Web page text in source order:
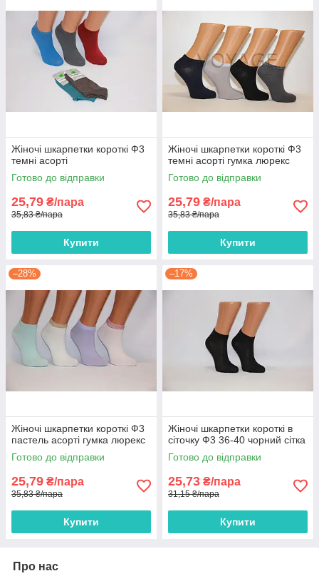
Жіночі шкарпетки короткі Ф3
темні асорті
Готово до відправки
25,79 ₴/пара
35,83 ₴/пара
Купити
Жіночі шкарпетки короткі Ф3
темні асорті гумка люрекс
Готово до відправки
25,79 ₴/пара
35,83 ₴/пара
Купити
–28%
Жіночі шкарпетки короткі Ф3
пастель асорті гумка люрекс
Готово до відправки
25,79 ₴/пара
35,83 ₴/пара
Купити
–17%
Жіночі шкарпетки короткі в
сіточку Ф3 36-40 чорний сітка
Готово до відправки
25,73 ₴/пара
31,15 ₴/пара
Купити
Про нас